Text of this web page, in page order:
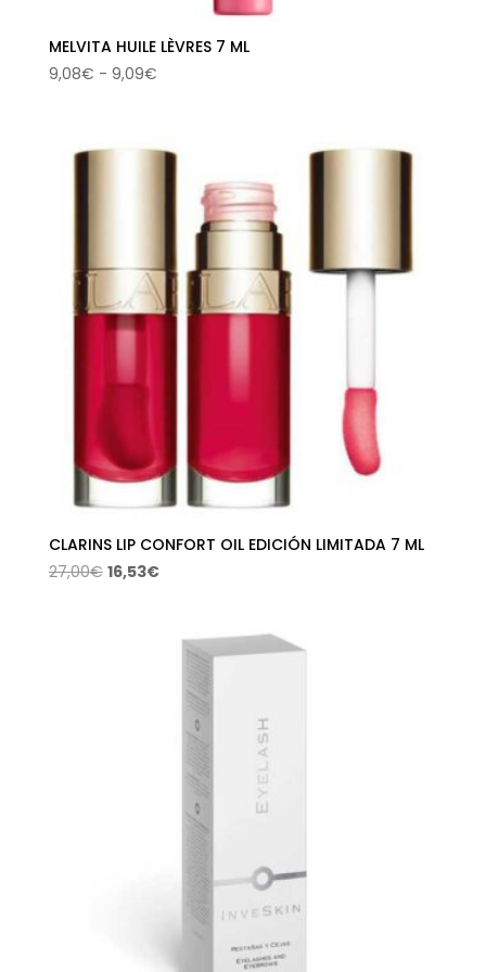
MELVITA HUILE LÈVRES 7 ML
9,08€ - 9,09€Rango
desde
9,09€
CLARINS LIP CONFORT OIL EDICIÓN LIMITADA 7 ML
27,00€ El
16,53€El